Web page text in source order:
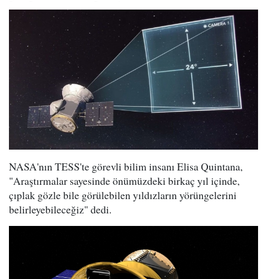
NASA'nın TESS'te görevli bilim insanı Elisa Quintana,
"Araştırmalar sayesinde önümüzdeki birkaç yıl içinde,
çıplak gözle bile görülebilen yıldızların yörüngelerini
belirleyebileceğiz" dedi.